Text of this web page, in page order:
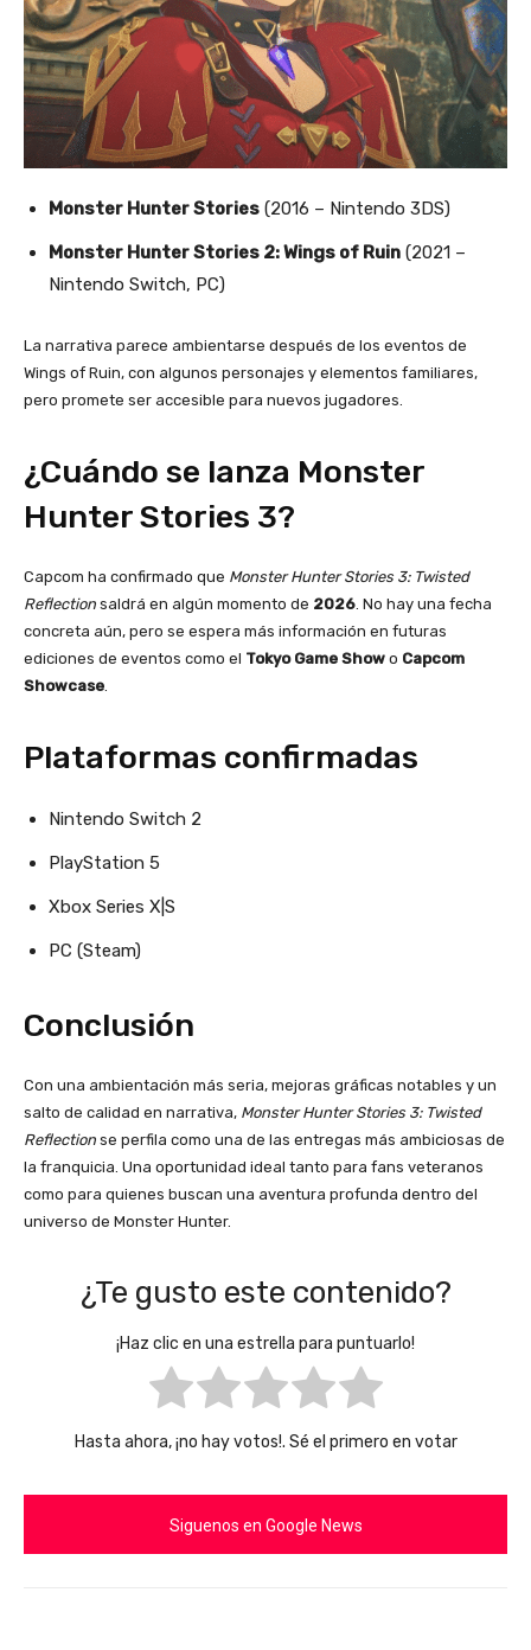
Monster Hunter Stories (2016 – Nintendo 3DS)
Monster Hunter Stories 2: Wings of Ruin (2021 –
Nintendo Switch, PC)
La narrativa parece ambientarse después de los eventos de
Wings of Ruin, con algunos personajes y elementos familiares,
pero promete ser accesible para nuevos jugadores.
¿Cuándo se lanza Monster
Hunter Stories 3?
Capcom ha confirmado que Monster Hunter Stories 3: Twisted
Reflection saldrá en algún momento de 2026. No hay una fecha
concreta aún, pero se espera más información en futuras
ediciones de eventos como el Tokyo Game Show o Capcom
Showcase.
Plataformas confirmadas
Nintendo Switch 2
PlayStation 5
Xbox Series X|S
PC (Steam)
Conclusión
Con una ambientación más seria, mejoras gráficas notables y un
salto de calidad en narrativa, Monster Hunter Stories 3: Twisted
Reflection se perfila como una de las entregas más ambiciosas de
la franquicia. Una oportunidad ideal tanto para fans veteranos
como para quienes buscan una aventura profunda dentro del
universo de Monster Hunter.
¿Te gusto este contenido?
¡Haz clic en una estrella para puntuarlo!
Hasta ahora, ¡no hay votos!. Sé el primero en votar
Siguenos en Google News